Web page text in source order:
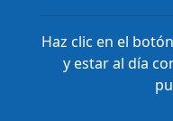
Haz clic en el
y estar al día